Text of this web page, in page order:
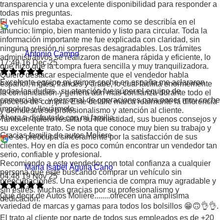
transparencia y una excelente disponibilidad para responder a
todas mis preguntas.
El vehículo estaba exactamente como se describía en el
anuncio: limpio, bien mantenido y listo para circular. Toda la
información importante me fue explicada con claridad, sin
ninguna presión ni sorpresas desagradables. Los trámites
administrativos se realizaron de manera rápida y eficiente, lo
que hizo que la compra fuera sencilla y muy tranquilizadora.
Quiero destacar especialmente que el vendedor habla
español, inglés, francés y árabe, lo cual facilita enormemente
la comunicación y genera aún más confianza durante todo el
proceso de compra. Este detalle marca realmente la diferencia
y demuestra su profesionalismo y atención al cliente.
También quiero resaltar su honestidad, sus buenos consejos y
su excelente trato. Se nota que conoce muy bien su trabajo y
que se preocupa sinceramente por la satisfacción de sus
clientes. Hoy en día es poco común encontrar un vendedor tan
serio, confiable y profesional.
Recomiendo a este vendedor con total confianza a cualquier
persona que esté buscando comprar un vehículo sin
preocupaciones. Una experiencia de compra muy agradable y
sin estrés. Muchas gracias por su profesionalismo y
dedicación.
Antonio Campo
17:49 16 Dec 25
Excelente equipo mi primer coche en españa me aclararon
todas las dudas , su atención fue súper el equipo de
comerciales , y personal de operaciones para poner muy coche
impoluto y llevármelo.
Ahora a disfrutarlo con mi familia .
Gracias familia de autos Moliere.
Maria Isabel Águila Cano
04:48 19 Nov 25
Qué decir de Autos Moliére........ofrecen una amplísima
variedad de marcas y gamas para todos los bolsillos 😁🙃👌👌.
El trato al cliente por parte de todos sus empleados es de +20